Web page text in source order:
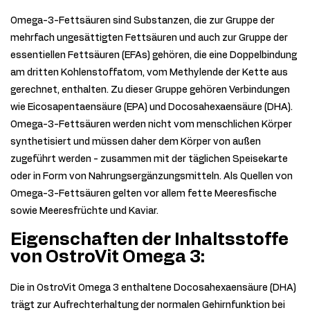
Omega-3-Fettsäuren sind Substanzen, die zur Gruppe der
mehrfach ungesättigten Fettsäuren und auch zur Gruppe der
essentiellen Fettsäuren (EFAs) gehören, die eine Doppelbindung
am dritten Kohlenstoffatom, vom Methylende der Kette aus
gerechnet, enthalten. Zu dieser Gruppe gehören Verbindungen
wie Eicosapentaensäure (EPA) und Docosahexaensäure (DHA).
Omega-3-Fettsäuren werden nicht vom menschlichen Körper
synthetisiert und müssen daher dem Körper von außen
zugeführt werden - zusammen mit der täglichen Speisekarte
oder in Form von Nahrungsergänzungsmitteln. Als Quellen von
Omega-3-Fettsäuren gelten vor allem fette Meeresfische
sowie Meeresfrüchte und Kaviar.
Eigenschaften der Inhaltsstoffe
von OstroVit Omega 3:
Die in OstroVit Omega 3 enthaltene Docosahexaensäure (DHA)
trägt zur Aufrechterhaltung der normalen Gehirnfunktion bei